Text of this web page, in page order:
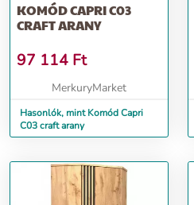
KOMÓD CAPRI C03
CRAFT ARANY
97 114 Ft
MerkuryMarket
Hasonlók, mint Komód Capri
C03 craft arany